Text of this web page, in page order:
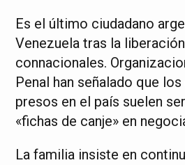
Es el último ciudadano
Venezuela tras la
connacionales.
Penal han señalado que
presos en el país suelen
«fichas de canje» en
La familia insiste en